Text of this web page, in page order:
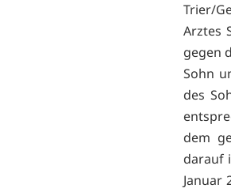
Trier/
Arztes
gegen
Sohn
des
dem
darauf
Januar